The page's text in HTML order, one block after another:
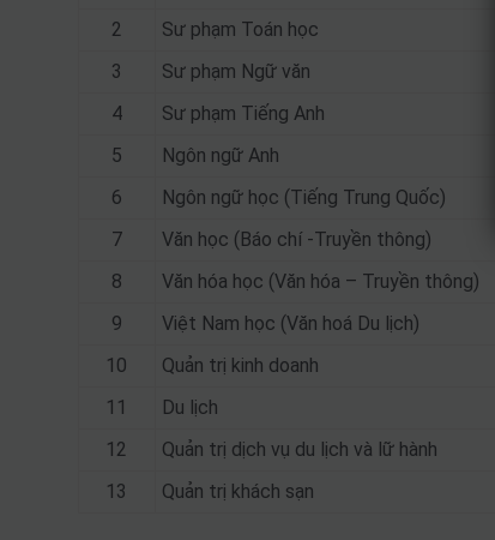
2
Sư phạm Toán học
3
Sư phạm Ngữ văn
4
Sư phạm Tiếng Anh
5
Ngôn ngữ Anh
6
Ngôn ngữ học (Tiếng Trung Quốc)
7
Văn học (Báo chí -Truyền thông)
8
Văn hóa học (Văn hóa – Truyền thông)
9
Việt Nam học (Văn hoá Du lịch)
10
Quản trị kinh doanh
11
Du lịch
12
Quản trị dịch vụ du lịch và lữ hành
13
Quản trị khách sạn